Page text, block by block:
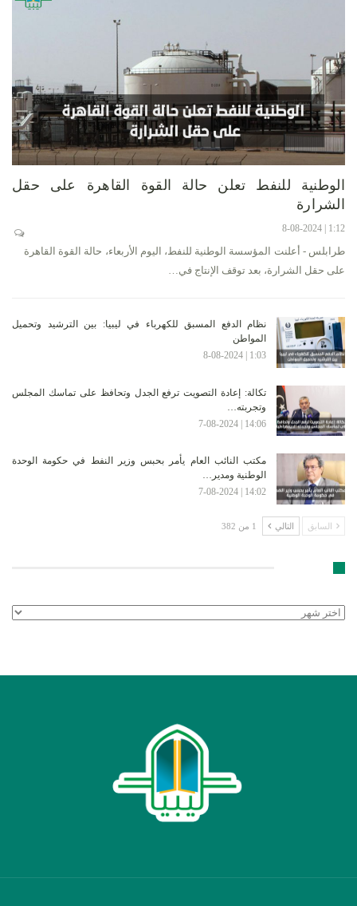
الوطنية للنفط تعلن حالة القوة القاهرة على حقل
الشرارة
1:12 | 8-08-2024
طرابلس - أعلنت المؤسسة الوطنية للنفط، اليوم الأربعاء، حالة القوة القاهرة
على حقل الشرارة، بعد توقف الإنتاج في…
نظام الدفع المسبق للكهرباء في ليبيا: بين الترشيد وتحميل
المواطن
1:03 | 8-08-2024
تكالة: إعادة التصويت ترفع الجدل وتحافظ على تماسك المجلس
وتجربته…
14:06 | 7-08-2024
مكتب النائب العام يأمر بحبس وزير النفط في حكومة الوحدة
الوطنية ومدير…
14:02 | 7-08-2024
السابق التالي 1 من 382
الأرشيف